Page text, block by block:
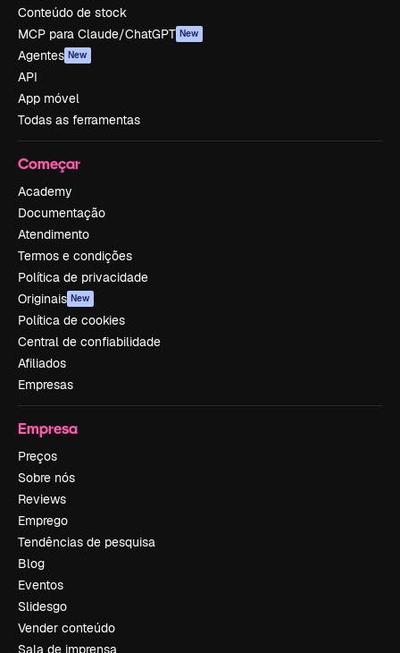
Conteúdo de stock
MCP para Claude/ChatGPT New
Agentes New
API
App móvel
Todas as ferramentas
Começar
Academy
Documentação
Atendimento
Termos e condições
Política de privacidade
Originais New
Política de cookies
Central de confiabilidade
Afiliados
Empresas
Empresa
Preços
Sobre nós
Reviews
Emprego
Tendências de pesquisa
Blog
Eventos
Slidesgo
Vender conteúdo
Sala de imprensa